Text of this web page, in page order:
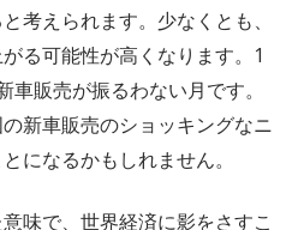
考えられます。少なくとも、
る可能性が高くなります。1
車販売が振るわない月です。
新車販売のショッキングなニ
になるかもしれません。
味で、世界経済に影をさすこ